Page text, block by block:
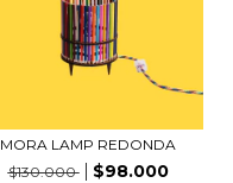
MORA LAMP REDONDA
$130.000
$98.000